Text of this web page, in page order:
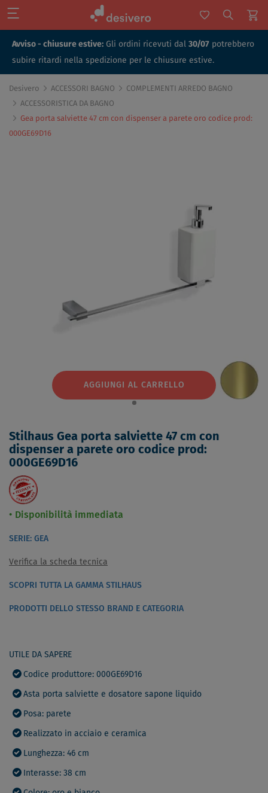
Avviso - chiusure estive: Gli ordini ricevuti dal 30/07 potrebbero
subire ritardi nella spedizione per le chiusure estive.
Desivero ACCESSORI BAGNO
COMPLEMENTI ARREDO BAGNO
ACCESSORISTICA DA BAGNO
Gea porta salviette 47 cm con dispenser a parete oro codice prod:
000GE69D16
AGGIUNGI AL CARRELLO
Stilhaus Gea porta salviette 47 cm con
dispenser a parete oro codice prod:
000GE69D16
Disponibilità immediata
SERIE: GEA
Verifica la scheda tecnica
SCOPRI TUTTA LA GAMMA STILHAUS
PRODOTTI DELLO STESSO BRAND E CATEGORIA
UTILE DA SAPERE
Codice produttore: 000GE69D16
Asta porta salviette e dosatore sapone liquido
Posa: parete
Realizzato in acciaio e ceramica
Lunghezza: 46 cm
Interasse: 38 cm